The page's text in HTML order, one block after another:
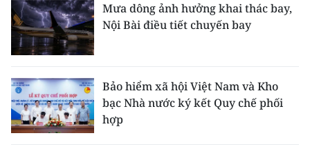
Mưa dông ảnh hưởng khai thác bay,
Nội Bài điều tiết chuyến bay
Bảo hiểm xã hội Việt Nam và Kho
bạc Nhà nước ký kết Quy chế phối
hợp